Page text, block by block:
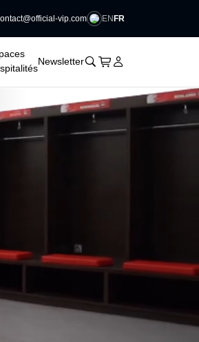
vip.com ENFR
Newsletter􀊫 Cart
􀍩 Se connecter
􀉩